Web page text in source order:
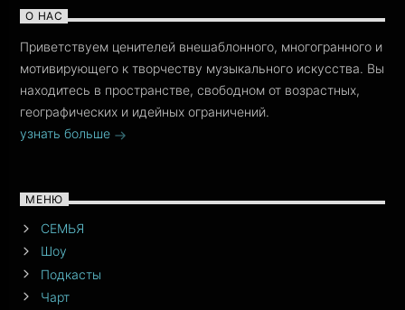
О НАС
Приветствуем ценителей внешаблонного, многогранного и
мотивирующего к творчеству музыкального искусства. Вы
находитесь в пространстве, свободном от возрастных,
географических и идейных ограничений.
узнать больше
МЕНЮ
СЕМЬЯ
Шоу
Подкасты
Чарт